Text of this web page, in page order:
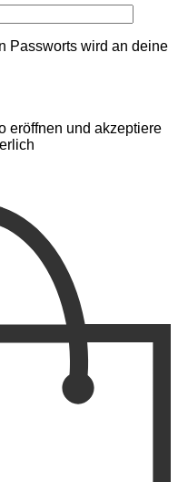
Passworts wird an deine
eröffnen und akzeptiere